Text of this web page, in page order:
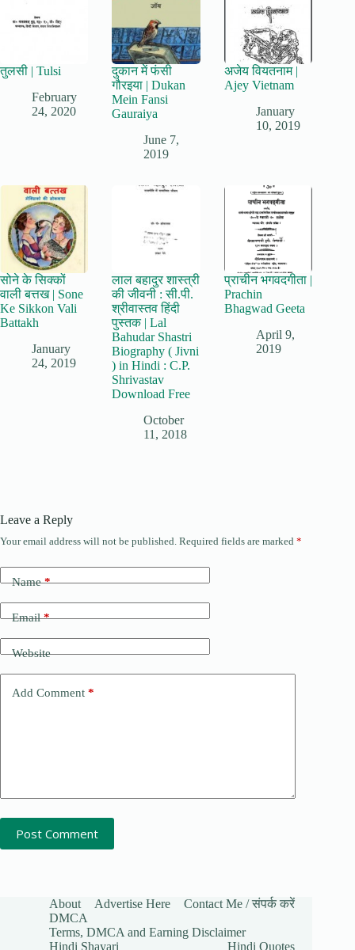
तुलसी | Tulsi
February
24, 2020
दुकान में फंसी
गौरइया | Dukan
Mein Fansi
Gauraiya
June 7,
2019
अजेय वियतनाम |
Ajey Vietnam
January
10, 2019
सोने के सिक्कों
वाली बत्तख | Sone
Ke Sikkon Vali
Battakh
January
24, 2019
लाल बहादुर शास्त्री
की जीवनी : सी.पी.
श्रीवास्तव हिंदी
पुस्तक | Lal
Bahudar Shastri
Biography ( Jivni
) in Hindi : C.P.
Shrivastav
Download Free
October
11, 2018
प्राचीन भगवदगीता |
Prachin
Bhagwad Geeta
April 9,
2019
Leave a Reply
Your email address will not be published. Required fields are marked *
Name*
Email*
Website
Add Comment *
Post Comment
About Advertise Here
Contact Me / संपर्क करें
DMCA
Terms, DMCA and Earning Disclaimer
Hindi Shayari
Hindi Quotes